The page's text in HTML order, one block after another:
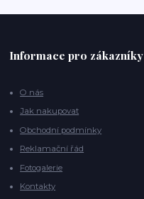
Informace pro zákazníky
O nás
Jak nakupovat
Obchodní podmínky
Reklamační řád
Fotogalerie
Kontakty